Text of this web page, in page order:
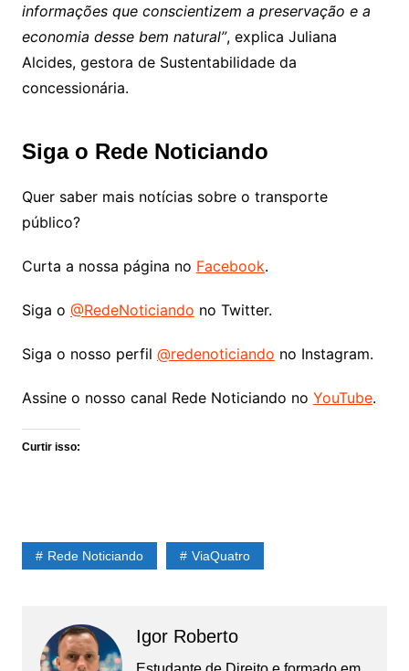
informações que conscientizem a preservação e a
economia desse bem natural”, explica Juliana
Alcides, gestora de Sustentabilidade da
concessionária.
Siga o Rede Noticiando
Quer saber mais notícias sobre o transporte
público?
Curta a nossa página no Facebook.
Siga o @RedeNoticiando no Twitter.
Siga o nosso perfil @redenoticiando no Instagram.
Assine o nosso canal Rede Noticiando no YouTube.
Curtir isso:
Rede Noticiando ViaQuatro
Igor Roberto